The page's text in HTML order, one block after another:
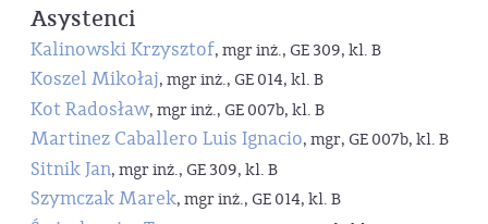
Asystenci
Kalinowski Krzysztof, mgr inż., GE 309, kl. B
Koszel Mikołaj, mgr inż., GE 014, kl. B
Kot Radosław, mgr inż., GE 007b, kl. B
Martinez Caballero Luis Ignacio, mgr, GE 007b, kl. B
Sitnik Jan, mgr inż., GE 309, kl. B
Szymczak Marek, mgr inż., GE 014, kl. B